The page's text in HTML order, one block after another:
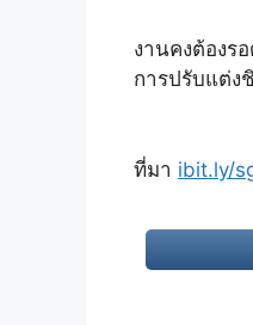
งานคงต้องร
การปรับแต่ง
ที่มา ibit.ly/